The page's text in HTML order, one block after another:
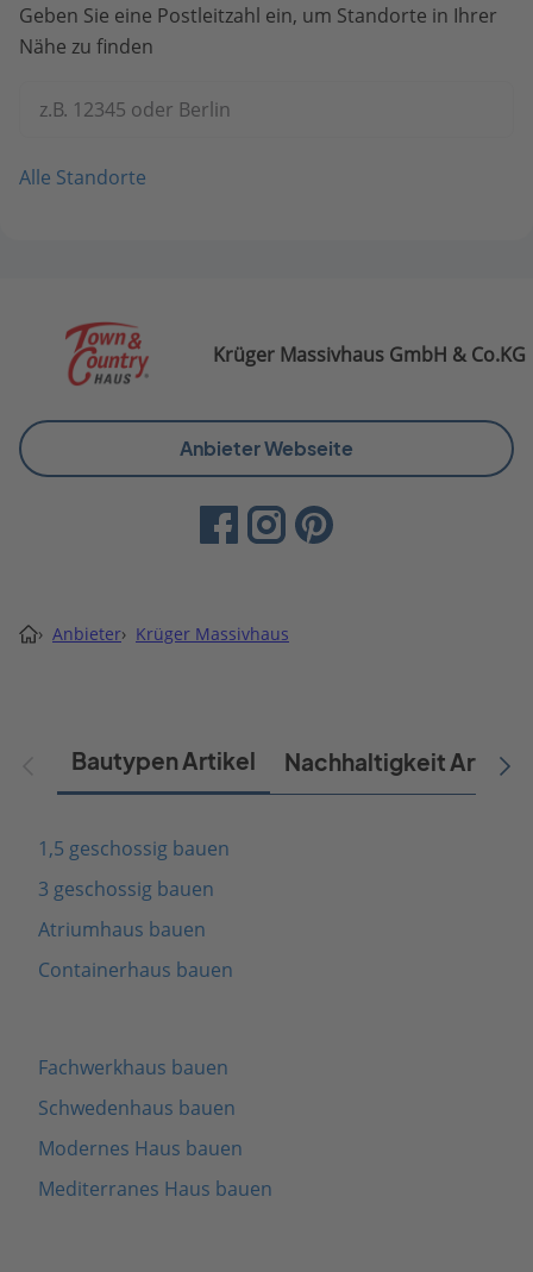
Geben Sie eine Postleitzahl ein, um Standorte in Ihrer
Nähe zu finden
z.B. 12345 oder Berlin
Alle Standorte
Krüger Massivhaus GmbH & Co.KG
Anbieter Webseite
› Anbieter› Krüger Massivhaus
Bautypen Artikel Nachhaltigkeit Artikel
1,5 geschossig bauen
3 geschossig bauen
Atriumhaus bauen
Containerhaus bauen
Fachwerkhaus bauen
Schwedenhaus bauen
Modernes Haus bauen
Mediterranes Haus bauen